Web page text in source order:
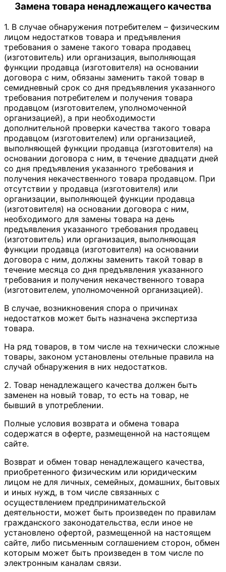
Замена товара ненадлежащего качества
1. В случае обнаружения потребителем – физическим
лицом недостатков товара и предъявления
требования о замене такого товара продавец
(изготовитель) или организация, выполняющая
функции продавца (изготовителя) на основании
договора с ним, обязаны заменить такой товар в
семидневный срок со дня предъявления указанного
требования потребителем и получения товара
продавцом (изготовителем, уполномоченной
организацией), а при необходимости
дополнительной проверки качества такого товара
продавцом (изготовителем) или организацией,
выполняющей функции продавца (изготовителя) на
основании договора с ним, в течение двадцати дней
со дня предъявления указанного требования и
получения некачественного товара продавцом. При
отсутствии у продавца (изготовителя) или
организации, выполняющей функции продавца
(изготовителя) на основании договора с ним,
необходимого для замены товара на день
предъявления указанного требования продавец
(изготовитель) или организация, выполняющая
функции продавца (изготовителя) на основании
договора с ним, должны заменить такой товар в
течение месяца со дня предъявления указанного
требования и получения некачественного товара
(изготовителем, уполномоченной организацией).
В случае, возникновения спора о причинах
недостатков может быть назначена экспертиза
товара.
На ряд товаров, в том числе на технически сложные
товары, законом установлены отельные правила на
случай обнаружения в них недостатков.
2. Товар ненадлежащего качества должен быть
заменен на новый товар, то есть на товар, не
бывший в употреблении.
Полные условия возврата и обмена товара
содержатся в оферте, размещенной на настоящем
сайте.
Возврат и обмен товар ненадлежащего качества,
приобретенного физическим или юридическим
лицом не для личных, семейных, домашних, бытовых
и иных нужд, в том числе связанных с
осуществлением предпринимательской
деятельности, может быть произведен по правилам
гражданского законодательства, если иное не
установлено офертой, размещенной на настоящем
сайте, либо письменным соглашением сторон, обмен
которым может быть произведен в том числе по
электронным каналам связи.